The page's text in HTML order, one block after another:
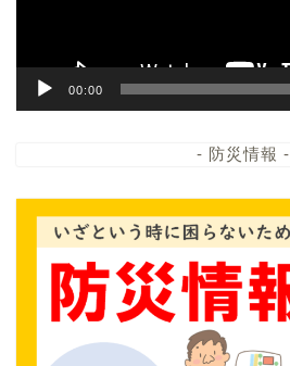
00:00
- 防災情報 -